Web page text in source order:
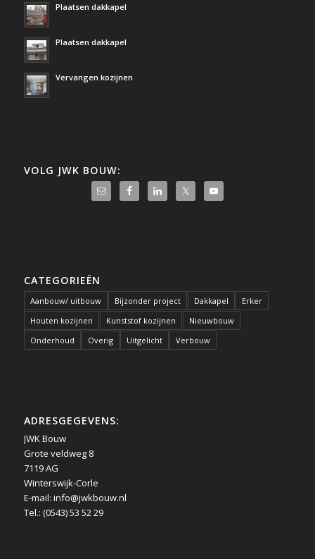
Plaatsen dakkapel
Plaatsen dakkapel
Vervangen kozijnen
VOLG JWK BOUW:
CATEGORIEËN
Aanbouw/ uitbouw Bijzonder project Dakkapel
Erker
Houten kozijnen
Kunststof kozijnen
Nieuwbouw
Onderhoud
Overig Uitgelicht Verbouw
ADRESGEGEVENS:
JWK Bouw
Grote veldweg 8
7119 AG
Winterswijk-Corle
E-mail: info@jwkbouw.nl
Tel.: (0543) 53 52 29